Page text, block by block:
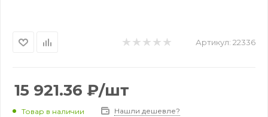
Артикул: 22336
15 921.36 ₽/шт
Товар в наличии Нашли дешевле?